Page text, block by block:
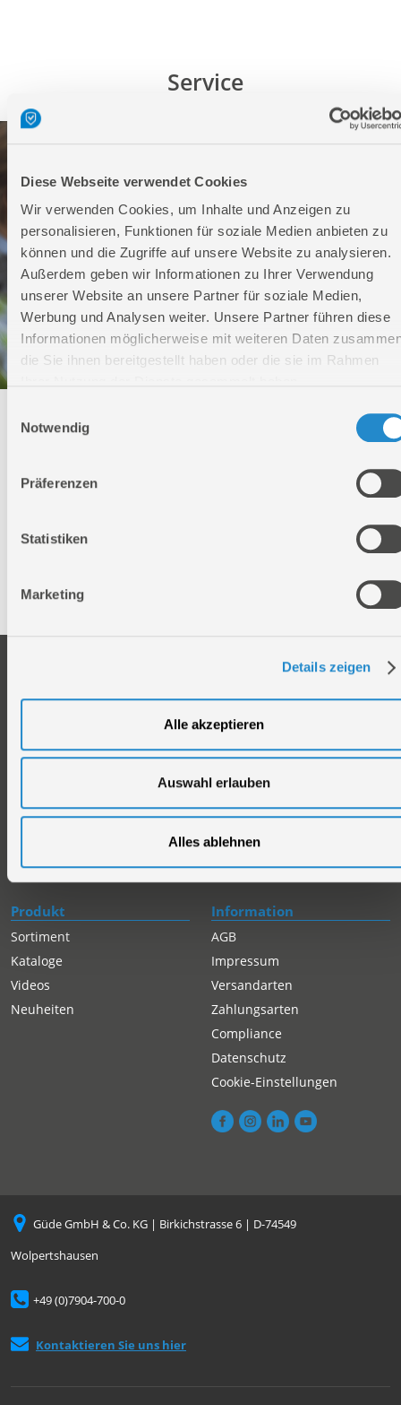
Diese Webseite verwendet Cookies
Wir verwenden Cookies, um Inhalte und Anzeigen zu
personalisieren, Funktionen für soziale Medien anbieten zu
können und die Zugriffe auf unsere Website zu analysieren.
Außerdem geben wir Informationen zu Ihrer Verwendung
unserer Website an unsere Partner für soziale Medien,
Werbung und Analysen weiter. Unsere Partner führen diese
Informationen möglicherweise mit weiteren Daten
die Sie ihnen bereitgestellt haben oder die sie im Rahmen
Notwendig
Präferenzen
Statistiken
Marketing
Details zeigen
Alle akzeptieren
Auswahl erlauben
Alles ablehnen
Service
Technischer Service
Montag - Freitag
Geschlossen
Telefax: +49 (0)7904-70051999
Händlersuche
Servicepartner-International
Autorisierter Internetpartner
Reparaturauftrag/Reklamation
Rückgabe gekaufter Artikel
Produkt
Sortiment
Kataloge
Videos
Neuheiten
Information
AGB
Impressum
Versandarten
Zahlungsarten
Compliance
Datenschutz
Cookie-Einstellungen
Güde GmbH & Co. KG | Birkichstrasse 6 | D-74549
Wolpertshausen
+49 (0)7904-700-0
Kontaktieren Sie uns hier